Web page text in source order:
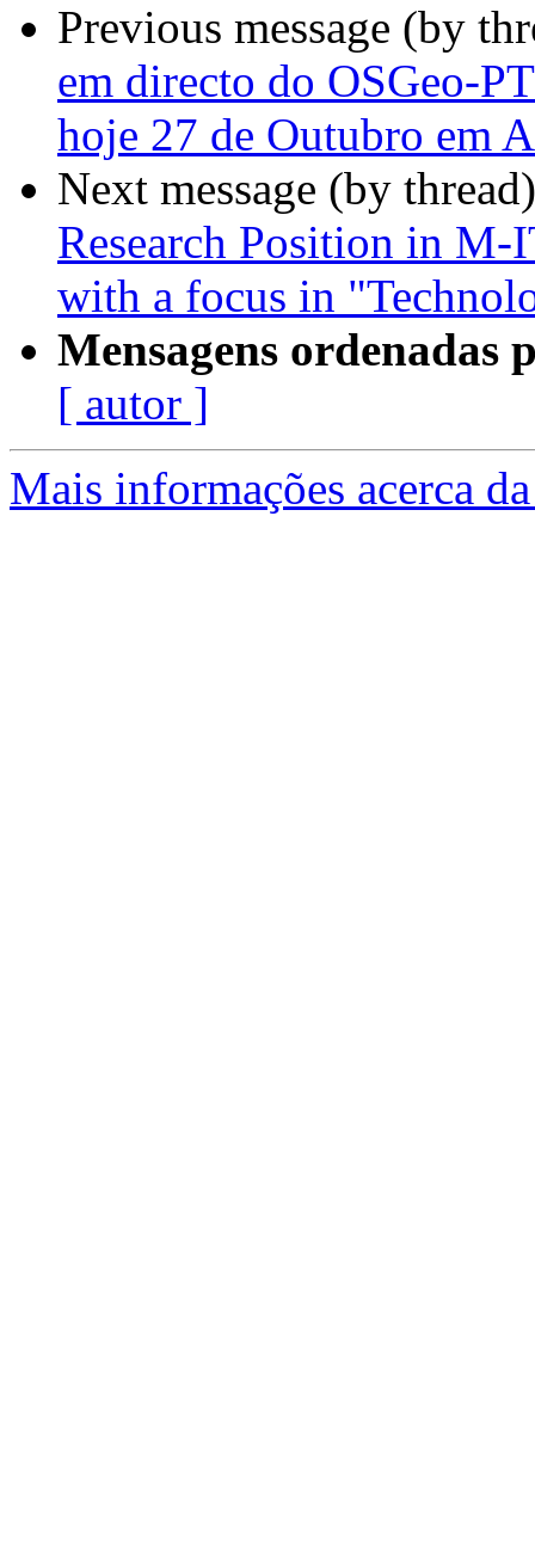
Previous message (by
em directo do OSGeo-
hoje 27 de Outubro em
Next message (by
Research Position in
with a focus in
Mensagens ordenadas
[ autor ]
Mais informações acerca